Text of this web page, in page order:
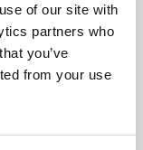
of our site with
partners who
you’ve
from your use